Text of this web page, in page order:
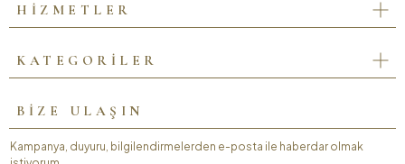
HİZMETLER
KATEGORİLER
BİZE ULAŞIN
Kampanya, duyuru, bilgilendirmelerden e-posta ile haberdar olmak